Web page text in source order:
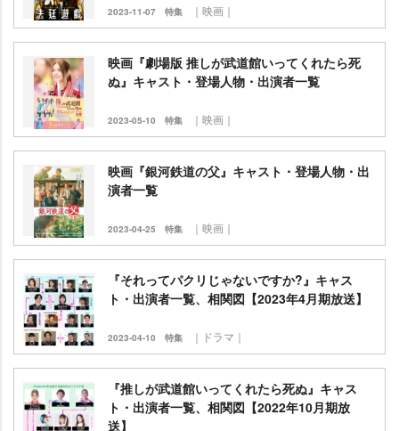
2023-11-07 特集 ｜映画｜
映画『劇場版 推しが武道館いってくれたら死
ぬ』キャスト・登場人物・出演者一覧
2023-05-10 特集 ｜映画｜
映画『銀河鉄道の父』キャスト・登場人物・出
演者一覧
2023-04-25 特集 ｜映画｜
『それってパクリじゃないですか?』キャス
ト・出演者一覧、相関図【2023年4月期放送】
2023-04-10 特集 ｜ドラマ｜
『推しが武道館いってくれたら死ぬ』キャス
ト・出演者一覧、相関図【2022年10月期放
送】